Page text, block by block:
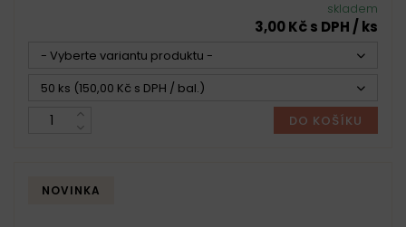
skladem
3,00 Kč s DPH / ks
- Vyberte variantu produktu -
50 ks (150,00 Kč s DPH / bal.)
DO KOŠÍKU
NOVINKA